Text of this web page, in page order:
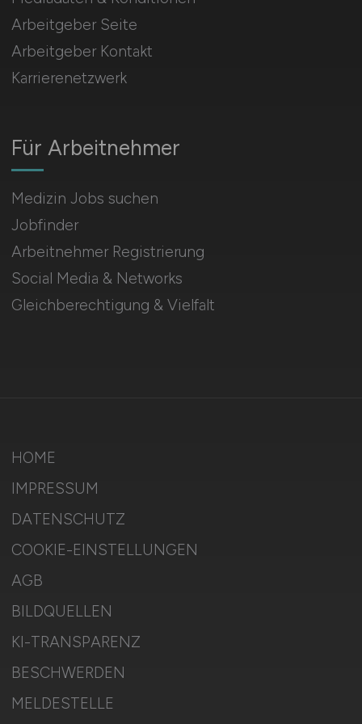
Für Arbeitnehmer
Medizin Jobs suchen
Jobfinder
Arbeitnehmer Registrierung
Social Media & Networks
Gleichberechtigung & Vielfalt
Arbeitgeber Seite
Arbeitgeber Kontakt
Karrierenetzwerk
HOME
IMPRESSUM
DATENSCHUTZ
COOKIE-EINSTELLUNGEN
AGB
BILDQUELLEN
KI-TRANSPARENZ
BESCHWERDEN
MELDESTELLE